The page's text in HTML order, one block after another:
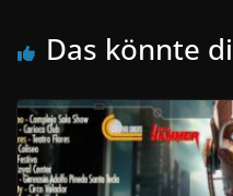
Das könnte